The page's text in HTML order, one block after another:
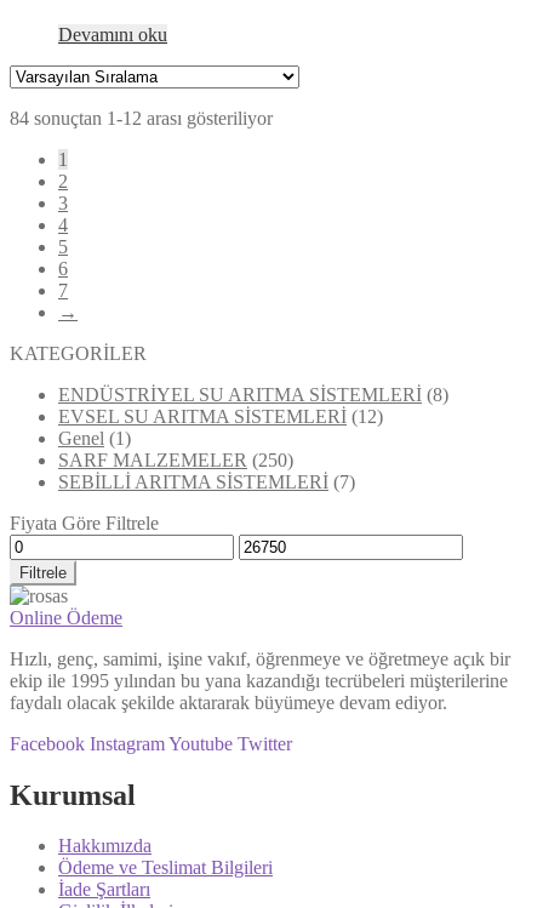
Devamını oku
84 sonuçtan 1-12 arası gösteriliyor
1
2
3
4
5
6
7
→
KATEGORİLER
ENDÜSTRİYEL SU ARITMA SİSTEMLERİ (8)
EVSEL SU ARITMA SİSTEMLERİ (12)
Genel (1)
SARF MALZEMELER (250)
SEBİLLİ ARITMA SİSTEMLERİ (7)
Fiyata Göre Filtrele
Filtrele
Online Ödeme
Hızlı, genç, samimi, işine vakıf, öğrenmeye ve öğretmeye açık bir
ekip ile 1995 yılından bu yana kazandığı tecrübeleri müşterilerine
faydalı olacak şekilde aktararak büyümeye devam ediyor.
Facebook InstagramYoutube Twitter
Kurumsal
Hakkımızda
Ödeme ve Teslimat Bilgileri
İade Şartları